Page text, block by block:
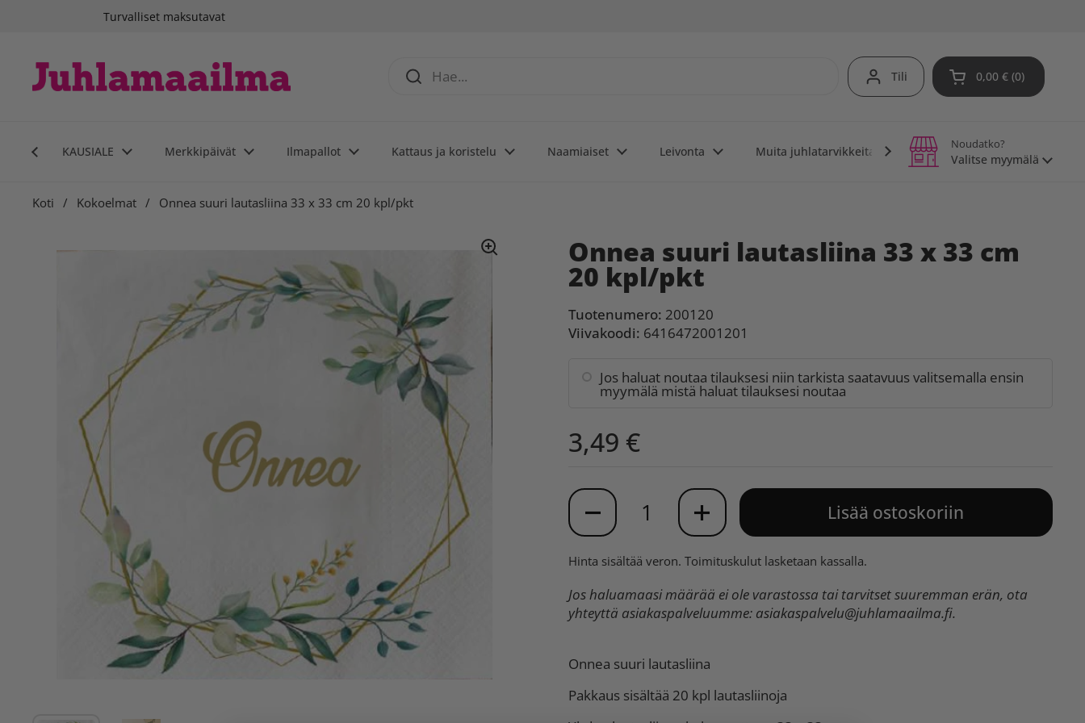
Turvalliset maksutavat
Tili Avaa ostoskori
0,00 € 0
KAUSIALE Merkkipäivät Ilmapallot Kattaus ja koristelu Naamiaiset Leivonta Muita juhlatarvikkeita Teemajuhlat
Noudatko?
Valitse myymälä
Koti / Kokoelmat / Onnea suuri lautasliina 33 x 33 cm 20 kpl/pkt
Onnea suuri lautasliina 33 x 33 cm
20 kpl/pkt
Tuotenumero: 200120
Viivakoodi: 6416472001201
Jos haluat noutaa tilauksesi niin tarkista saatavuus valitsemalla ensin
myymälä mistä haluat tilauksesi noutaa
3,49 €
Määrä
Lisää ostoskoriin
Hinta sisältää veron. Toimituskulut lasketaan kassalla.
Jos haluamaasi määrää ei ole varastossa tai tarvitset suuremman erän, ota
yhteyttä asiakaspalveluumme: asiakaspalvelu@juhlamaailma.fi.
Onnea suuri lautasliina
Pakkaus sisältää 20 kpl lautasliinoja